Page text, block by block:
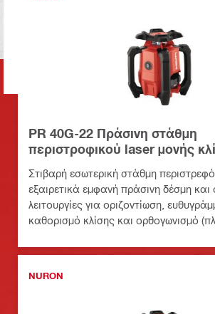
PR 40G-22 Πράσινη στάθμη
περιστροφικού laser μονής
Στιβαρή εσωτερική στάθμη
εξαιρετικά εμφανή πράσινη δέσμη
λειτουργίες για οριζοντίωση,
καθορισμό κλίσης και ορθογωνισμό
NURON